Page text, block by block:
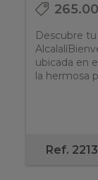
Descubre
ubicada en
la hermosa
Ref. 2213